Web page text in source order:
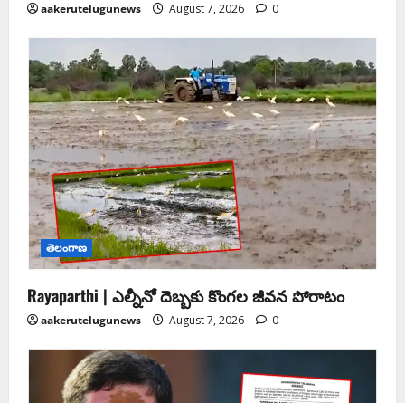
aakerutelugunews August 7, 2026 0
తెలంగాణ
Rayaparthi | ఎల్నీనో దెబ్బకు కొంగల జీవన పోరాటం
aakerutelugunews August 7, 2026 0